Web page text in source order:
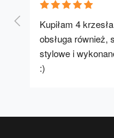
Kupiłam 4
obsługa również,
stylowe i
:)